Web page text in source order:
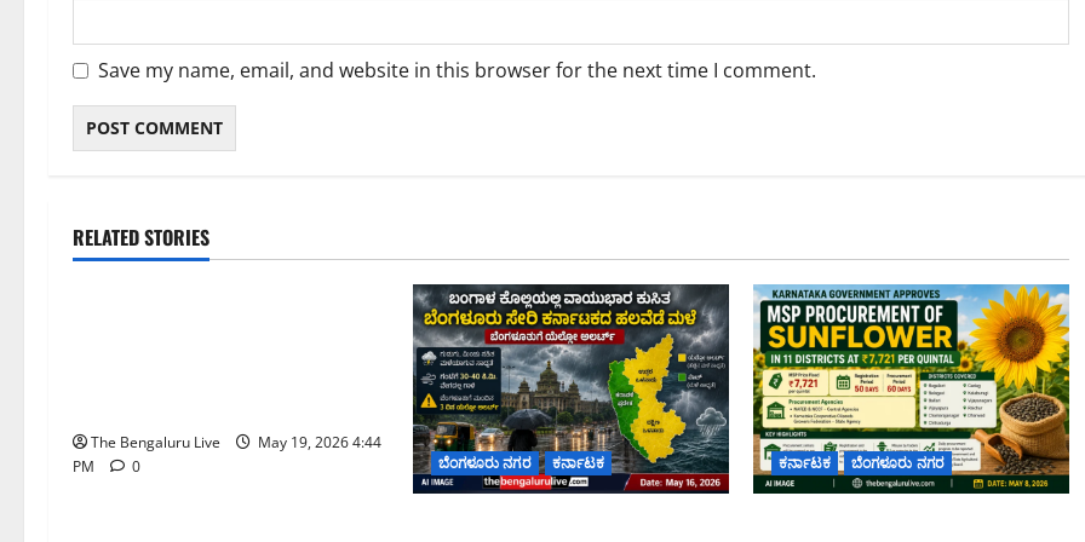
Save my name, email, and website in this browser for the next time I comment.
RELATED STORIES
ಕರ್ನಾಟಕ ಬೆಂಗಳೂರು ನಗರ
The Bengaluru Live
May 19, 2026 4:44
PM
0 ಬೆಂಗಳೂರು ನಗರ ಕರ್ನಾಟಕ ಕರ್ನಾಟಕ ಬೆಂಗಳೂರು ನಗರ